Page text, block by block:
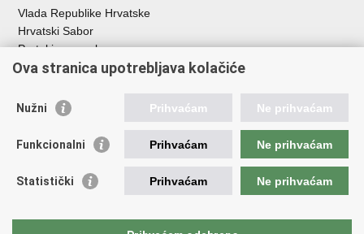
Vlada Republike Hrvatske
Hrvatski Sabor
Portal javne nabave
Centralizirani sustav za zapošljavanje
Institucije i Javne ustanove u nadležnosti
Ministarstva
Fond za zaštitu okoliša i energetsku učinkovitost
Državni hidrometeorološki zavod
Parkovi Hrvatske
Ova stranica upotrebljava kolačiće
Nužni Prihvaćam Ne prihvaćam
Funkcionalni Prihvaćam Ne prihvaćam
Statistički Prihvaćam Ne prihvaćam